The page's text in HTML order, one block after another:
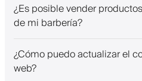
¿Es posible vender
de mi barbería?
¿Cómo puedo actualizar el
web?